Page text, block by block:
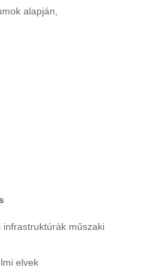
alapján,
műszaki
elvek